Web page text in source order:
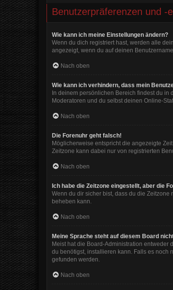
Benutzerpräferenzen und -
Wie kann ich meine Einstellungen ändern?
Wenn du dich registriert hast, werden alle
angezeigt, wenn du auf deinen
Nach oben
Wie kann ich verhindern, dass mein
In deinem persönlichen Bereich findest du in
Moderatoren und du selbst deinen Online-
Nach oben
Die Forenuhr geht falsch!
Möglicherweise entspricht die angezeigte
Zeitzone kann dabei nur von registrierten
Nach oben
Ich habe die Zeitzone eingestellt, aber die
Wenn du dir sicher bist, dass du die Zeitzone
beheben kann.
Nach oben
Meine Sprache steht auf diesem Board
Meist hat die Board-Administration entweder
du benötigst, installieren kann. Falls es noch
gefunden werden.
Nach oben